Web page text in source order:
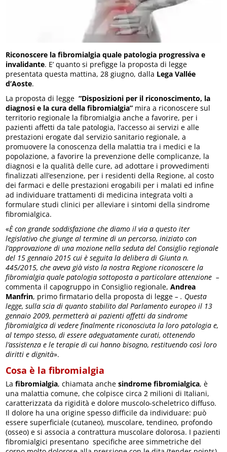
Riconoscere la fibromialgia quale patologia progressiva e
invalidante. E’ quanto si prefigge la proposta di legge
presentata questa mattina, 28 giugno, dalla Lega Vallée
d’Aoste.
La proposta di legge“Disposizioni per il riconoscimento, la
diagnosi e la cura della fibromialgia” mira a riconoscere sul
territorio regionale la fibromialgia anche a favorire, per i
pazienti affetti da tale patologia, l’accesso ai servizi e alle
prestazioni erogate dal servizio sanitario regionale, a
promuovere la conoscenza della malattia tra i medici e la
popolazione, a favorire la prevenzione delle complicanze, la
diagnosi e la qualità delle cure, ad adottare i provvedimenti
finalizzati all’esenzione, per i residenti della Regione, al costo
dei farmaci e delle prestazioni erogabili per i malati ed infine
ad individuare trattamenti di medicina integrata volti a
formulare studi clinici per alleviare i sintomi della sindrome
fibromialgica.
«È con grande soddisfazione che diamo il via a questo iter
legislativo che giunge al termine di un percorso, iniziato con
l’approvazione di una mozione nella seduta del Consiglio regionale
del 15 gennaio 2015 cui è seguita la delibera di Giunta n.
445/2015, che aveva già visto la nostra Regione riconoscere la
fibromialgia quale patologia sottoposta a particolare attenzione –
commenta il capogruppo in Consiglio regionale,Andrea
Manfrin, primo firmatario della proposta di legge– . Questa
legge, sulla scia di quanto stabilito dal Parlamento europeo il 13
gennaio 2009, permetterà ai pazienti affetti da sindrome
fibromialgica di vedere finalmente riconosciuta la loro patologia e,
al tempo stesso, di essere adeguatamente curati, ottenendo
l’assistenza e le terapie di cui hanno bisogno, restituendo così loro
diritti e dignità».
Cosa è la fibromialgia
Lafibromialgia, chiamata anchesindrome fibromialgica, è
una malattia comune, che colpisce circa 2 milioni di Italiani,
caratterizzata da rigidità e dolore muscolo-scheletrico diffuso.
Il dolore ha una origine spesso difficile da individuare: può
essere superficiale (cutaneo), muscolare, tendineo, profondo
(osseo) e si associa a contrattura muscolare dolorosa. I pazienti
fibromialgici presentano specifiche aree simmetriche del